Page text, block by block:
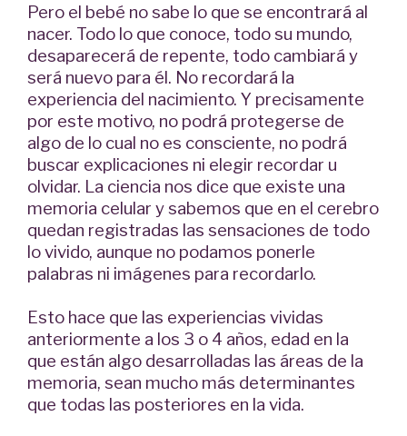
Pero el bebé no sabe lo que se encontrará al
nacer. Todo lo que conoce, todo su mundo,
desaparecerá de repente, todo cambiará y
será nuevo para él. No recordará la
experiencia del nacimiento. Y precisamente
por este motivo, no podrá protegerse de
algo de lo cual no es consciente, no podrá
buscar explicaciones ni elegir recordar u
olvidar. La ciencia nos dice que existe una
memoria celular y sabemos que en el cerebro
quedan registradas las sensaciones de todo
lo vivido, aunque no podamos ponerle
palabras ni imágenes para recordarlo.
Esto hace que las experiencias vividas
anteriormente a los 3 o 4 años, edad en la
que están algo desarrolladas las áreas de la
memoria, sean mucho más determinantes
que todas las posteriores en la vida.